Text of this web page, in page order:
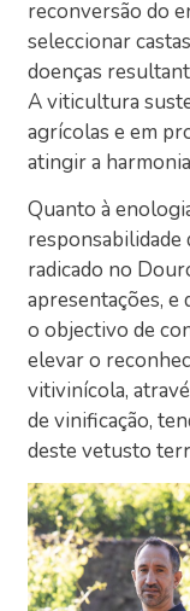
reconversão do
seleccionar
doenças
A viticultura
agrícolas e em
atingir a
Quanto à
responsabilidade
radicado no
apresentações, e
o objectivo de
elevar o
vitivinícola,
de vinificação,
deste vetusto